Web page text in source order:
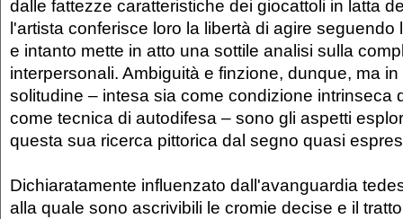
dalle fattezze caratteristiche dei giocattoli in latta
l'artista conferisce loro la libertà di agire seguendo
e intanto mette in atto una sottile analisi sulla
interpersonali. Ambiguità e finzione, dunque, ma
solitudine – intesa sia come condizione intrinseca
come tecnica di autodifesa – sono gli aspetti
questa sua ricerca pittorica dal segno quasi
Dichiaratamente influenzato dall'avanguardia
alla quale sono ascrivibili le cromie decise e il